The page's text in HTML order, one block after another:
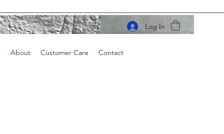
Log In
About Customer Care Contact